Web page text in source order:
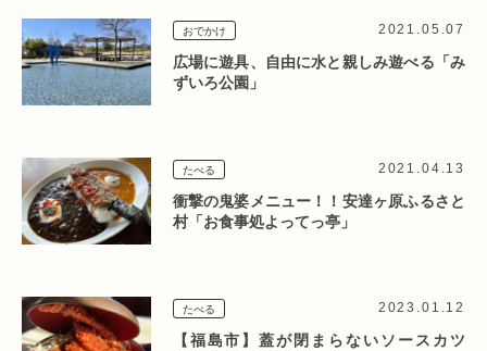
おでかけ 2021.05.07
広場に遊具、自由に水と親しみ遊べる「み
ずいろ公園」
たべる 2021.04.13
衝撃の鬼婆メニュー！！安達ヶ原ふるさと
村「お食事処よってっ亭」
たべる 2023.01.12
【福島市】蓋が閉まらないソースカツ